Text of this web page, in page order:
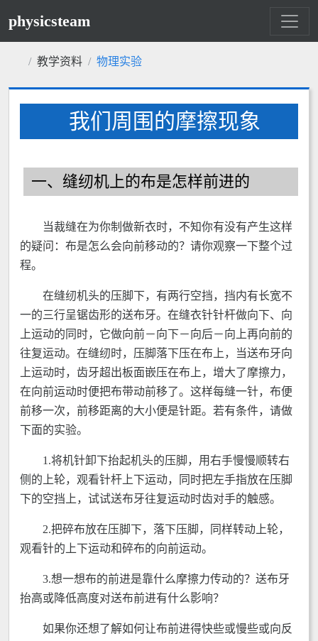
physicsteam
教学资料 物理实验
我们周围的摩擦现象
一、缝纫机上的布是怎样前进的
当裁缝在为你制做新衣时，不知你有没有产生这样
的疑问：布是怎么会向前移动的？请你观察一下整个过
程。
在缝纫机头的压脚下，有两行空挡，挡内有长宽不
一的三行呈锯齿形的送布牙。在缝衣针针杆做向下、向
上运动的同时，它做向前－向下－向后－向上再向前的
往复运动。在缝纫时，压脚落下压在布上，当送布牙向
上运动时，齿牙超出板面嵌压在布上，增大了摩擦力，
在向前运动时便把布带动前移了。这样每缝一针，布便
前移一次，前移距离的大小便是针距。若有条件，请做
下面的实验。
1.将机针卸下抬起机头的压脚，用右手慢慢顺转右
侧的上轮，观看针杆上下运动，同时把左手指放在压脚
下的空挡上，试试送布牙往复运动时齿对手的触感。
2.把碎布放在压脚下，落下压脚，同样转动上轮，
观看针的上下运动和碎布的向前运动。
3.想一想布的前进是靠什么摩擦力传动的？送布牙
抬高或降低高度对送布前进有什么影响？
如果你还想了解如何让布前进得快些或慢些或向反